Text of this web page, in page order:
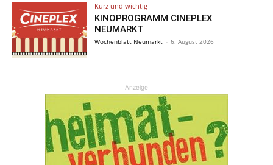
Kurz und wichtig
KINOPROGRAMM CINEPLEX
NEUMARKT
Wochenblatt Neumarkt - 6. August 2026
Anzeige